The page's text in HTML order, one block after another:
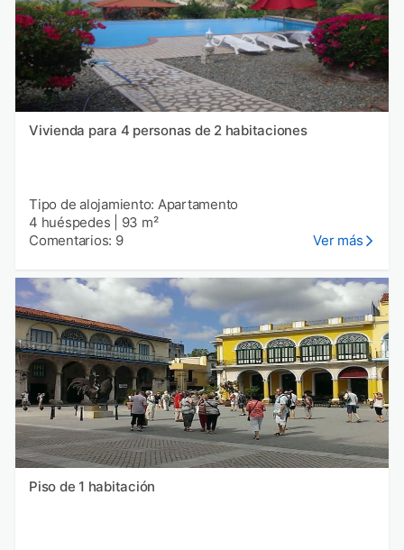
Vivienda para 4 personas de 2 habitaciones
Tipo de alojamiento: Apartamento
4 huéspedes
93 m²
Comentarios: 9
Ver más
Piso de 1 habitación